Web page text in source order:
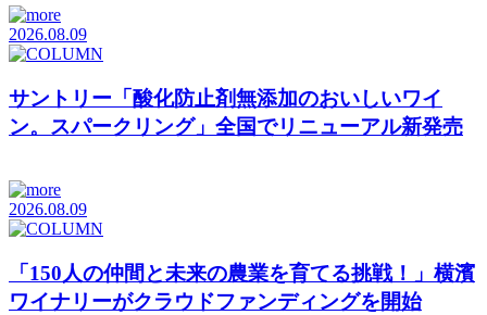
2026.08.09
サントリー「酸化防止剤無添加のおいしいワイ
ン。スパークリング」全国でリニューアル新発売
2026.08.09
「150人の仲間と未来の農業を育てる挑戦！」横濱
ワイナリーがクラウドファンディングを開始